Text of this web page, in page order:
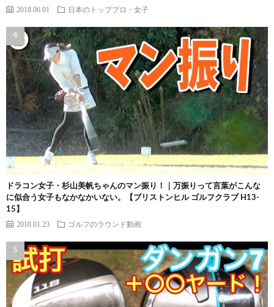
2018.06.01 日本のトッププロ・女子
ドラコン女子・杉山美帆ちゃんのマン振り！｜万振りって言葉がこんな
に似合う女子もなかなかいない。【ブリストンヒル ゴルフクラブ H13-
15】
2018.01.23 ゴルフのラウンド動画